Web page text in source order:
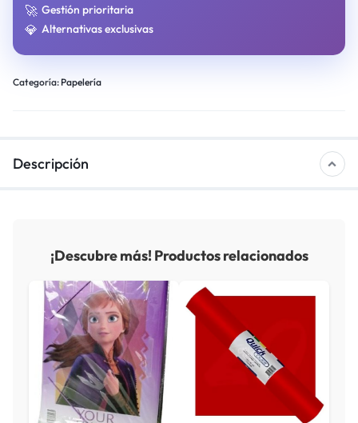
🚀 Gestión prioritaria
💎 Alternativas exclusivas
Categoría: Papelería
Descripción
¡Descubre más! Productos relacionados